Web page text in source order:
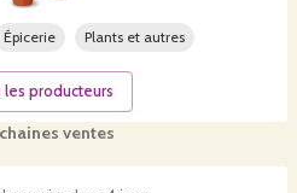
ventes
Épicerie Plants et autres
les producteurs